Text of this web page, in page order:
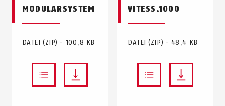
MODULARSYSTEM
DATEI (ZIP) - 100,8 KB
VITESS.1000
DATEI (ZIP) - 48,4 KB